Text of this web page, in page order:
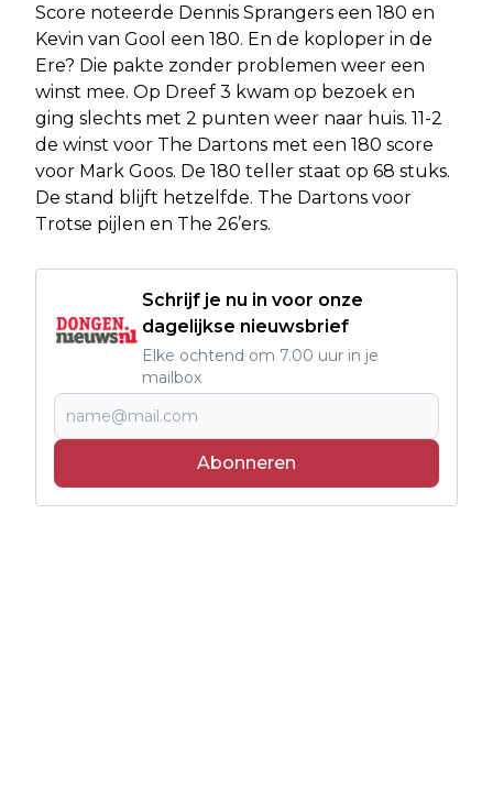
Score noteerde Dennis Sprangers een 180 en
Kevin van Gool een 180. En de koploper in de
Ere? Die pakte zonder problemen weer een
winst mee. Op Dreef 3 kwam op bezoek en
ging slechts met 2 punten weer naar huis. 11-2
de winst voor The Dartons met een 180 score
voor Mark Goos. De 180 teller staat op 68 stuks.
De stand blijft hetzelfde. The Dartons voor
Trotse pijlen en The 26’ers.
Schrijf je nu in voor onze
dagelijkse nieuwsbrief
Elke ochtend om 7.00 uur in je
mailbox
Abonneren